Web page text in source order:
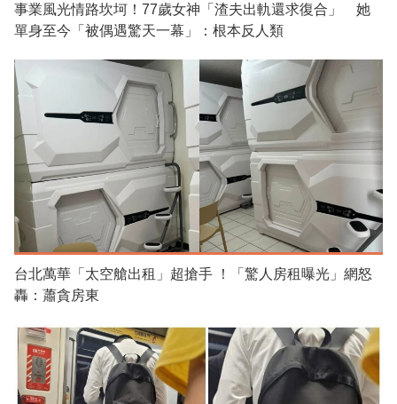
事業風光情路坎坷！77歲女神「渣夫出軌還求復合」 她
單身至今「被偶遇驚天一幕」：根本反人類
台北萬華「太空艙出租」超搶手 ！「驚人房租曝光」網怒
轟：蕭貪房東